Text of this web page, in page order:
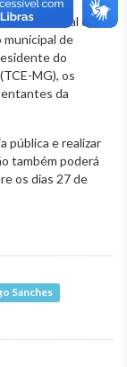
municipal da
municipal de
do
MG), os
da
pública e realizar
também poderá
os dias 27 de
Sanches